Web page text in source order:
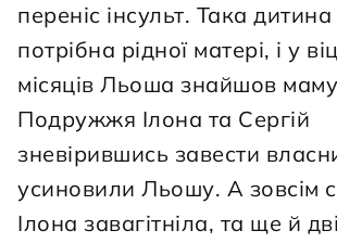
переніс інсульт. Така
потрібна рідної матері, і у
місяців Льоша знайшов маму
Подружжя Ілона та Сергій
зневірившись завести
усиновили Льошу. А зовсім
Ілона завагітніла, та ще й